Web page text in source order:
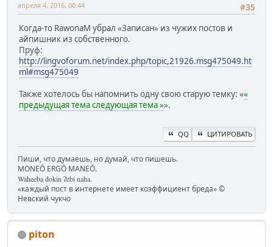
#35
апреля 4, 2016, 00:44
Когда-то RawonaM убрал «Записан» из чужих постов и
айпишник из собственного.
Пруф:
http://lingvoforum.net/index.php/topic,21926.msg475049.ht
ml#msg475049
Также хотелось бы напомнить одну свою старую темку: ««
предыдущая тема следующая тема »».
QQ ЦИТИРОВАТЬ
Пиши, что думаешь, но думай, что пишешь.
MONEŌ ERGŌ MANEŌ.
Waheeba dokin ʔebi naha.
«каждый пост в интернете имеет коэффициент бреда» ©
Невский чукчо
piton